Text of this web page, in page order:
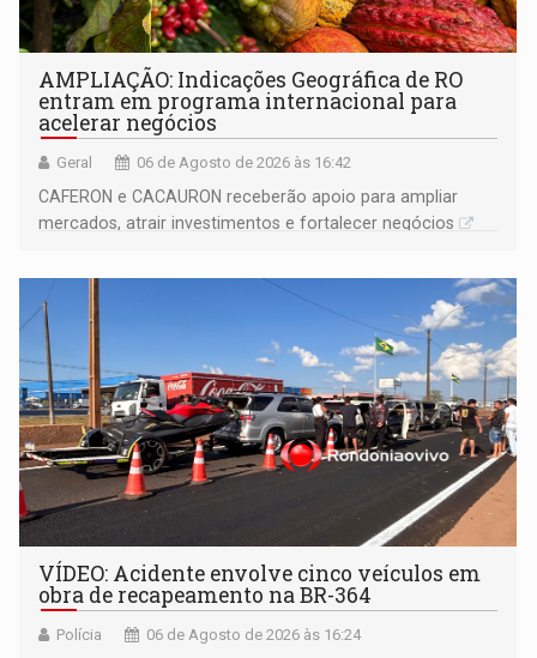
AMPLIAÇÃO: Indicações Geográfica de RO
entram em programa internacional para
acelerar negócios
Geral 06 de Agosto de 2026 às 16:42
CAFERON e CACAURON receberão apoio para ampliar
mercados, atrair investimentos e fortalecer negócios
VÍDEO: Acidente envolve cinco veículos em
obra de recapeamento na BR-364
Polícia 06 de Agosto de 2026 às 16:24